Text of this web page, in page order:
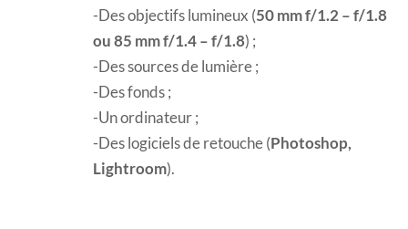
Des objectifs lumineux (50 mm f/1.2 – f/1.8
ou 85 mm f/1.4 – f/1.8) ;
Des sources de lumière ;
Des fonds ;
Un ordinateur ;
Des logiciels de retouche (Photoshop,
Lightroom).